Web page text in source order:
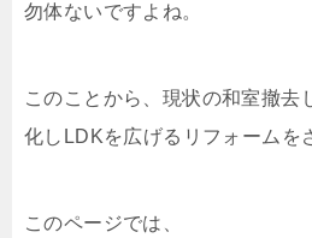
勿体ないですよね。
このことから、現状の和室撤去
化しLDKを広げるリフォームを
このページでは、